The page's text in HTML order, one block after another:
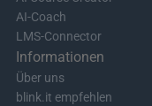
AI-Coach
LMS-Connector
Informationen
Über uns
blink.it empfehlen